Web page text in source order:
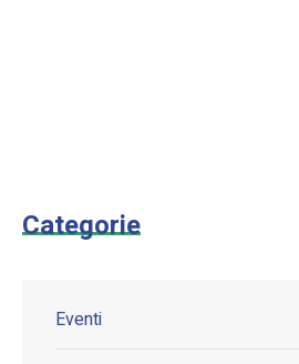
Categorie
Eventi